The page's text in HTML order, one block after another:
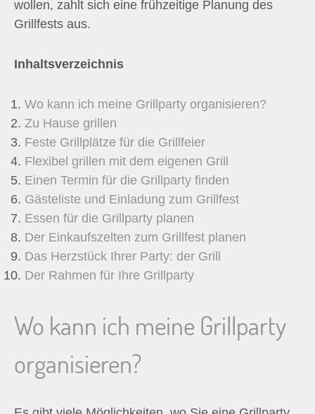
wollen, zahlt sich eine frühzeitige Planung des
Grillfests aus.
Inhaltsverzeichnis
Wo kann ich meine Grillparty organisieren?
Zu Hause grillen
Feste Grillplätze für die Grillfeier
Flexibel grillen mit dem eigenen Grill
Einen Termin für die Grillparty finden
Gästeliste und Einladung zum Grillfest
Essen für die Grillparty planen
Der Einkaufszelten zum Grillfest planen
Das Herzstück Ihrer Party: der Grill
Der Rahmen für Ihre Grillparty
Wo kann ich meine Grillparty
organisieren?